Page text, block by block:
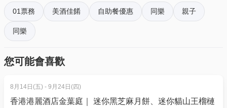
適用於星期五至日及公眾假期 | 18:00-21:30* (6月20 -
21日除外)
價錢：$835 | 原價：$1,020.8 | 82折
分店名稱及地址
地址：香港黃竹坑海洋徑 3 號富麗敦海洋公園酒店1樓
有電子門票附件(PDF)。
4. 我預訂了活動，但還沒收到確認電郵，該怎樣辦？
01space@hk01.com 與我們聯絡。
5. 下單後，我可以修改訂單或申請退款嗎？
訂單確認後，不設修改及退款，如需更多協助，請電
01票務 美酒佳餚 自助餐優惠 同樂 親子
同樂
您可能會喜歡
8月14日(五) - 9月24日(四)
香港港麗酒店金葉庭｜ 迷你黑芝麻月餅、迷你貓山王榴槤